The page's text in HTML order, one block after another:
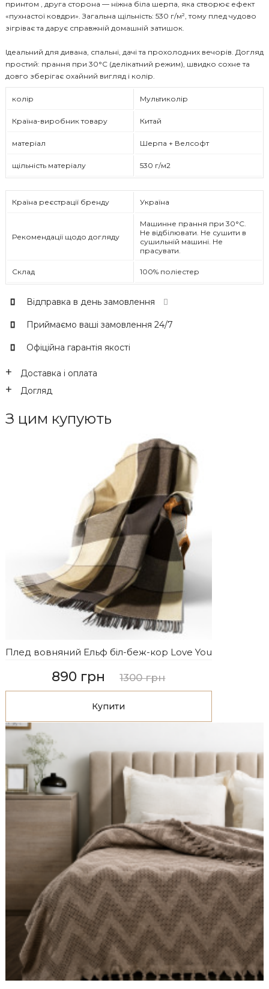
колір Мультиколір
Країна-виробник товару Китай
матеріал Шерпа + Велсофт
щільність матеріалу 530 г/м2
Країна реєстрації бренду Україна
Рекомендації щодо догляду
Машинне прання при 30°C.
Не відбілювати. Не сушити в
сушильній машині. Не
прасувати.
Склад 100% поліестер
Відправка в день замовлення
Приймаємо ваші замовлення 24/7
Офіційна гарантія якості
Доставка і оплата
Догляд
принтом , друга сторона — ніжна біла шерпа, яка створює ефект
«пухнастої ковдри». Загальна щільність: 530 г/м², тому плед чудово
зігріває та дарує справжній домашній затишок.
Ідеальний для дивана, спальні, дачі та прохолодних вечорів. Догляд
простий: прання при 30°C (делікатний режим), швидко сохне та
довго зберігає охайний вигляд і колір.
З цим купують
Плед вовняний Ельф біл-беж-кор Love You
890 грн 1300 грн
Купити